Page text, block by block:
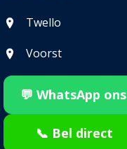
Twello
Voorst
💬 WhatsApp ons
📞 Bel direct